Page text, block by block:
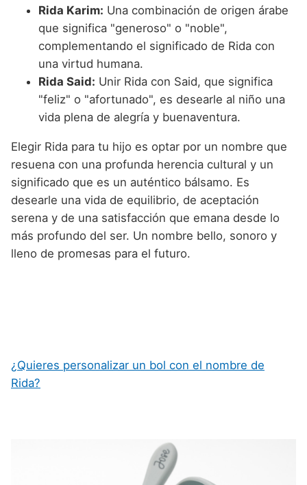
Rida Karim: Una combinación de origen árabe
que significa "generoso" o "noble",
complementando el significado de Rida con
una virtud humana.
Rida Said: Unir Rida con Said, que significa
"feliz" o "afortunado", es desearle al niño una
vida plena de alegría y buenaventura.
Elegir Rida para tu hijo es optar por un nombre que
resuena con una profunda herencia cultural y un
significado que es un auténtico bálsamo. Es
desearle una vida de equilibrio, de aceptación
serena y de una satisfacción que emana desde lo
más profundo del ser. Un nombre bello, sonoro y
lleno de promesas para el futuro.
¿Quieres personalizar un bol con el nombre de
Rida?